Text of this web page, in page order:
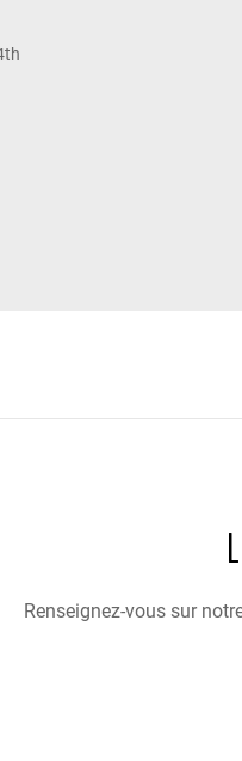
Renseignez-vous sur